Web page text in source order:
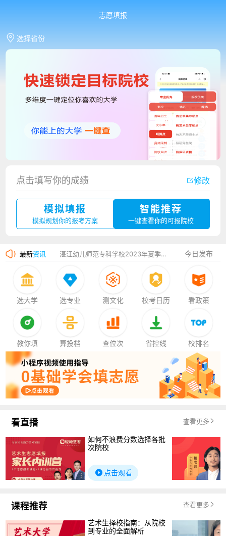
志愿填报
选择省份
点击填写你的成绩 修改
模拟填报
模拟规划你的报考方案
智能推荐
一键查看你的可报院校
最新资讯
厦门大学嘉庚学院2023年艺术类招生简章
湛江幼儿师范专科学校2023年夏季高考招生简章
香港中文大学（深圳）2023年夏季高考招生简章
今日发布
选大学 选专业 测文化 校考日历 看政策
教你填 算投档 查位次 省控线 校排名
看直播 查看更多
如何不浪费分数选择各批
次院校
点击观看
课程推荐 查看更多
艺术生择校指南：从院校
到专业的全面解析